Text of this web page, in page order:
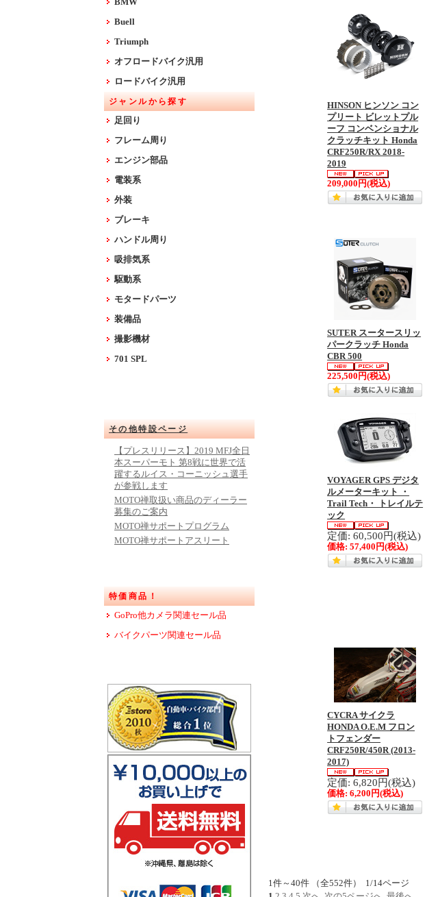
Buell
Triumph
オフロードバイク汎用
ロードバイク汎用
ジャンルから探す
足回り
フレーム周り
エンジン部品
電装系
外装
ブレーキ
ハンドル周り
吸排気系
駆動系
モタードパーツ
装備品
撮影機材
701 SPL
その他特設ページ
【プレスリリース】2019 MFJ全日
本スーパーモト 第8戦に世界で活
躍するルイス・コーニッシュ選手
が参戦します
MOTO禅取扱い商品のディーラー
募集のご案内
MOTO禅サポートプログラム
MOTO禅サポートアスリート
特価商品！
GoPro他カメラ関連セール品
バイクパーツ関連セール品
HINSON ヒンソン コン
プリート ビレットプル
ーフ コンベンショナル
クラッチキット Honda
CRF250R/RX 2018-
2019
209,000円(税込)
SUTER スータースリッ
パークラッチ Honda
CBR 500
225,500円(税込)
VOYAGER GPS デジタ
ルメーターキット ・
Trail Tech・ トレイルテ
ック
定価: 60,500円(税込)
価格:57,400円(税込)
CYCRA サイクラ
HONDA O.E.M フロン
トフェンダー
CRF250R/450R (2013-
2017)
定価: 6,820円(税込)
価格:6,200円(税込)
1件～40件 （全552件） 1/14ページ